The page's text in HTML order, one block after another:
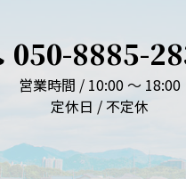
050-8885-
営業時間 / 10:00 ～ 18:00
定休日 / 不定休